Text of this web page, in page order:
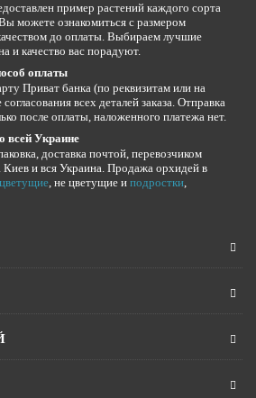
пример растений каждого сорта
можете ознакомиться с размером
до оплаты. Выбираем лучшие
и качество вас порадуют.
оплаты
Приват банка (по реквизитам или на
всех деталей заказа. Отправка
после оплаты, наложенного платежа нет.
всей Украине
доставка почтой, перевозчиком
Киев и вся Украина. Продажа орхидей в
цветущие, не цветущие и подростки,